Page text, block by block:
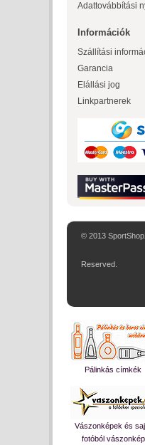
Adattovábbítási
Információk
Szállítási
Garancia
Elállási jog
Linkpartnerek
© 2013
Reserved.
Pálinkás címkék
Vászonképek és
fotóból vászonkép